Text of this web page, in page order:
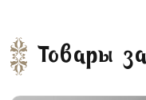
Товары